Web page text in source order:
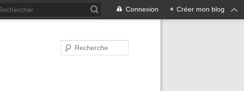
Connexion + Créer mon blog